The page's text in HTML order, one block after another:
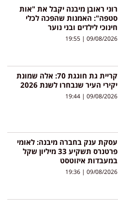
רוני ראובן מיבנה יקבל את "אות
סטפה": האמנות שהפכה לכלי
חינוכי לילדים ובני נוער
09/08/2026
קריית גת חוגגת 70: אלה שמונת
יקירי העיר שנבחרו לשנת 2026
09/08/2026
עסקת ענק בחברה מיבנה: לאומי
פרטנרס תשקיע 33 מיליון שקל
במעבדות איזוטסט
09/08/2026